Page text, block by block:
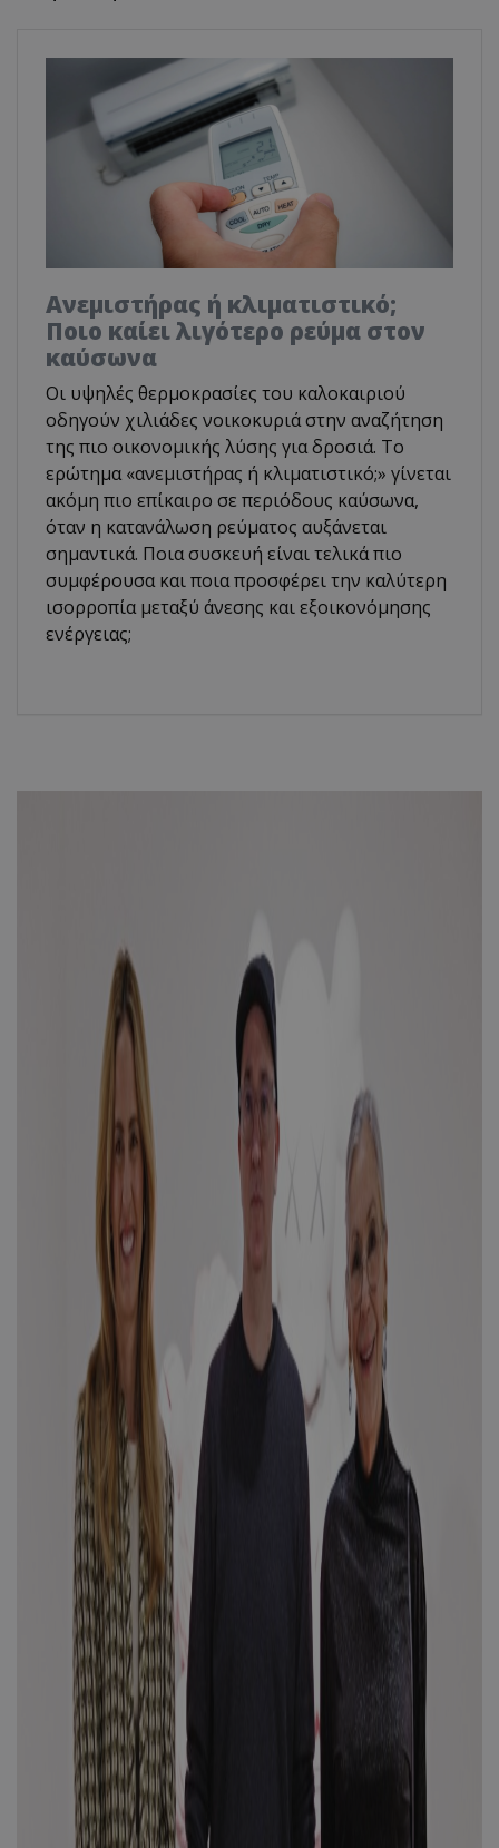
Ανεμιστήρας ή κλιματιστικό;
Ποιο καίει λιγότερο ρεύμα στον
καύσωνα
Οι υψηλές θερμοκρασίες του καλοκαιριού
οδηγούν χιλιάδες νοικοκυριά στην αναζήτηση
της πιο οικονομικής λύσης για δροσιά. Το
ερώτημα «ανεμιστήρας ή κλιματιστικό;» γίνεται
ακόμη πιο επίκαιρο σε περιόδους καύσωνα,
όταν η κατανάλωση ρεύματος αυξάνεται
σημαντικά. Ποια συσκευή είναι τελικά πιο
συμφέρουσα και ποια προσφέρει την καλύτερη
ισορροπία μεταξύ άνεσης και εξοικονόμησης
ενέργειας;